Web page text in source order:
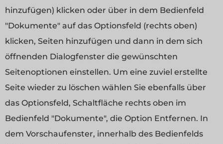
hinzufügen) klicken oder über in dem Bedienfeld
"Dokumente" auf das Optionsfeld (rechts oben)
klicken, Seiten hinzufügen und dann in dem sich
öffnenden Dialogfenster die gewünschten
Seitenoptionen einstellen. Um eine zuviel erstellte
Seite wieder zu löschen wählen Sie ebenfalls über
das Optionsfeld, Schaltfläche rechts oben im
Bedienfeld "Dokumente", die Option Entfernen. In
dem Vorschaufenster, innerhalb des Bedienfelds